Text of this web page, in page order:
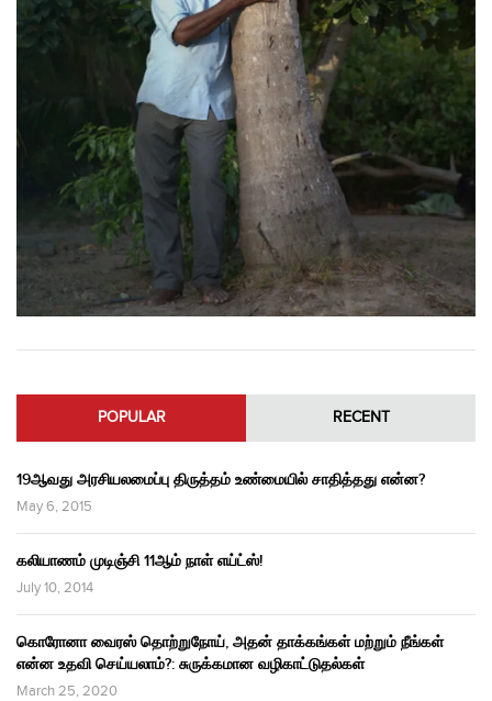
POPULAR RECENT
19ஆவது அரசியலமைப்பு திருத்தம் உண்மையில் சாதித்தது என்ன?
May 6, 2015
கலியாணம் முடிஞ்சி 11ஆம் நாள் எய்ட்ஸ்!
July 10, 2014
கொரோனா வைரஸ் தொற்றுநோய், அதன் தாக்கங்கள் மற்றும் நீங்கள்
என்ன உதவி செய்யலாம்?: சுருக்கமான வழிகாட்டுதல்கள்
March 25, 2020